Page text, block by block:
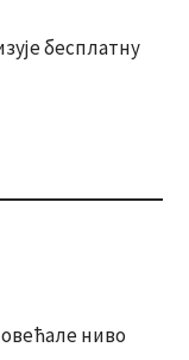
бесплатну
ниво